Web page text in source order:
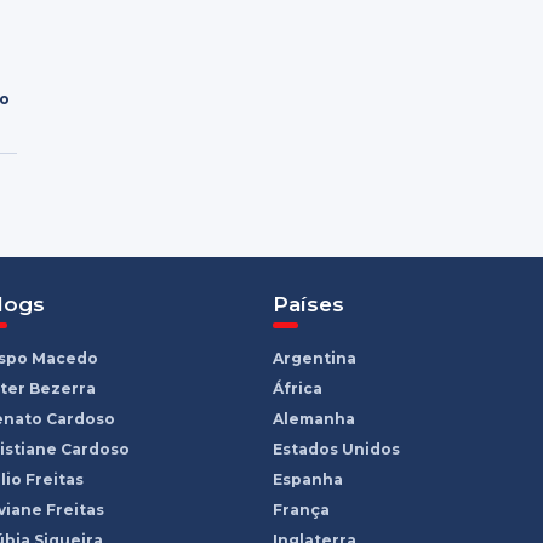
Macedo
Bezerra
Cardoso
Cardoso
Freitas
Freitas
Países
Argentina
África
Alemanha
Estados Unidos
Espanha
França